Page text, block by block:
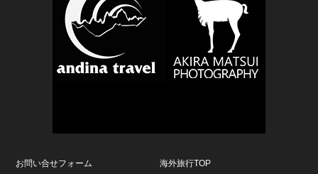
お問い合せフォーム
海外旅行TOP